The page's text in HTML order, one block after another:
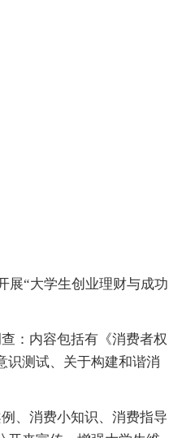
“大学生创业理财与成功
内容包括有《消费者权
识测试、关于构建和谐消
消费小知识、消费指导